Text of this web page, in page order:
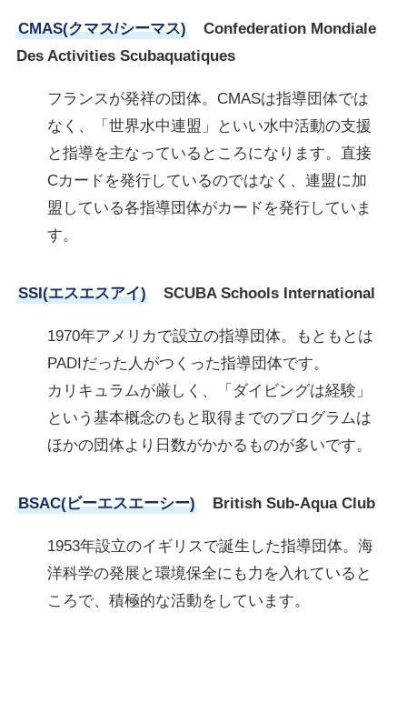
CMAS(クマス/シーマス)Confederation Mondiale
Des Activities Scubaquatiques
フランスが発祥の団体。CMASは指導団体では
なく、「世界水中連盟」といい水中活動の支援
と指導を主なっているところになります。直接
Cカードを発行しているのではなく、連盟に加
盟している各指導団体がカードを発行していま
す。
SSI(エスエスアイ)SCUBA Schools International
1970年アメリカで設立の指導団体。もともとは
PADIだった人がつくった指導団体です。
カリキュラムが厳しく、「ダイビングは経験」
という基本概念のもと取得までのプログラムは
ほかの団体より日数がかかるものが多いです。
BSAC(ビーエスエーシー)British Sub-Aqua Club
1953年設立のイギリスで誕生した指導団体。海
洋科学の発展と環境保全にも力を入れていると
ころで、積極的な活動をしています。